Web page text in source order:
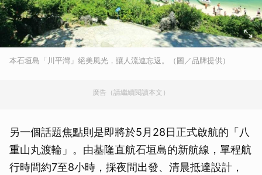
本石垣島「川平灣」絕美風光，讓人流連忘返。（圖／品牌提供）
廣告（請繼續閱讀本文）
另一個話題焦點則是即將於5月28日正式啟航的「八
重山丸渡輪」。由基隆直航石垣島的新航線，單程航
行時間約7至8小時，採夜間出發、清晨抵達設計，